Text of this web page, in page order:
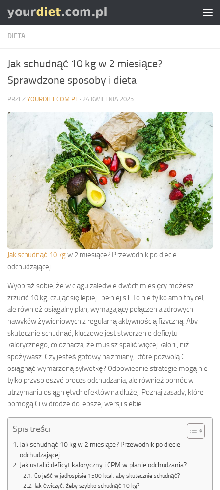
Skip to content
DIETA
Jak schudnąć 10 kg w 2 miesiące?
Sprawdzone sposoby i dieta
PRZEZ YOURDIET.COM.PL · 24 KWIETNIA 2025
Jak schudnąć 10 kgw 2 miesiące? Przewodnik po diecie
odchudzającej
Wyobraź sobie, że w ciągu zaledwie dwóch miesięcy możesz
zrzucić 10 kg, czując się lepiej i pełniej sił. To nie tylko ambitny cel,
ale również osiągalny plan, wymagający połączenia zdrowych
nawyków żywieniowych z regularną aktywnością fizyczną. Aby
skutecznie schudnąć, kluczowe jest stworzenie deficytu
kalorycznego, co oznacza, że musisz spalić więcej kalorii, niż
spożywasz. Czy jesteś gotowy na zmiany, które pozwolą Ci
osiągnąć wymarzoną sylwetkę? Odpowiednie strategie mogą nie
tylko przyspieszyć proces odchudzania, ale również pomóc w
utrzymaniu osiągniętych efektów na dłużej. Poznaj zasady, które
pomogą Ci w drodze do lepszej wersji siebie.
Spis treści
Jak schudnąć 10 kg w 2 miesiące? Przewodnik po diecie
odchudzającej
Jak ustalić deficyt kaloryczny i CPM w planie odchudzania?
Co jeść w jadłospisie 1500 kcal, aby skutecznie schudnąć?
Jak ćwiczyć, żeby szybko schudnąć 10 kg?